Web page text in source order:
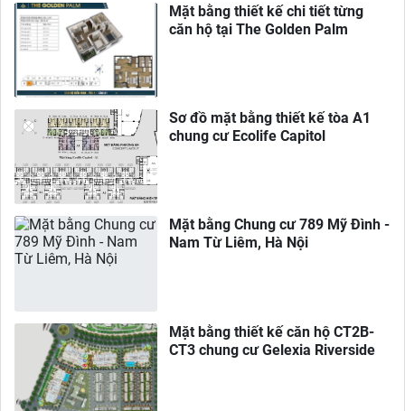
Mặt bằng thiết kế chi tiết từng
căn hộ tại The Golden Palm
Sơ đồ mặt bằng thiết kế tòa A1
chung cư Ecolife Capitol
Mặt bằng Chung cư 789 Mỹ Đình -
Nam Từ Liêm, Hà Nội
Mặt bằng thiết kế căn hộ CT2B-
CT3 chung cư Gelexia Riverside